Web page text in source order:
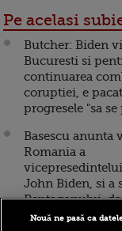
Pe acelasi
Butcher: Biden
Bucuresti si
continuarea
coruptiei, e
progresele "sa se
Basescu anunta
Romania a
vicepresedintelui
John Biden, si a
Pentagonului,
precizeaza data
Nouă ne pasă ca